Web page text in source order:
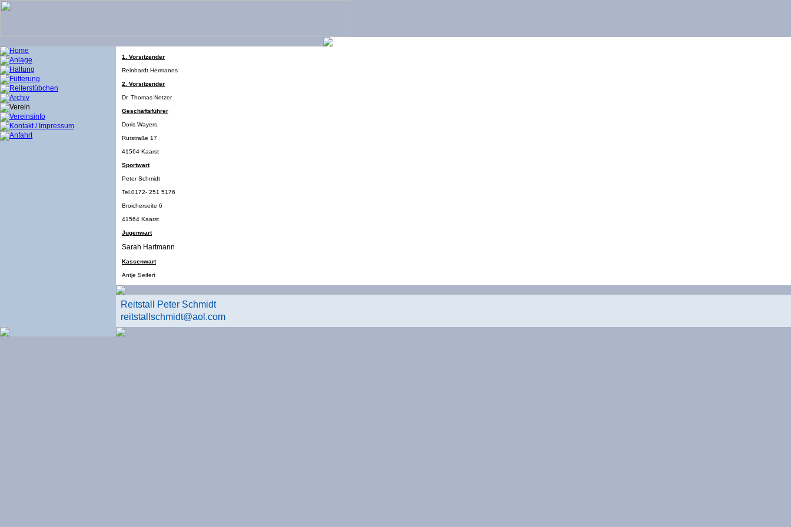
1. Vorsitzender
Reinhardt Hermanns
2. Vorsitzender
Dr. Thomas Netzer
Geschäftsführer
Doris Wayers
Rurstraße 17
41564 Kaarst
Sportwart
Peter Schmidt
Tel.0172- 251 5176
Broicherseite 6
41564 Kaarst
Jugenwart
Sarah Hartmann
Kassenwart
Antje Seifert
Reitstall Peter Schmidt
reitstallschmidt@aol.com